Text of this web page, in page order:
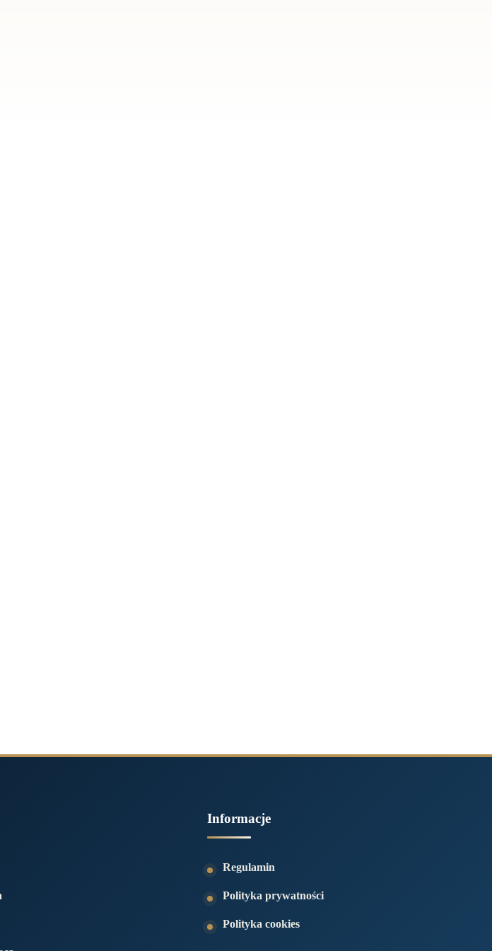
Informacje
Regulamin
Polityka prywatności
Polityka cookies